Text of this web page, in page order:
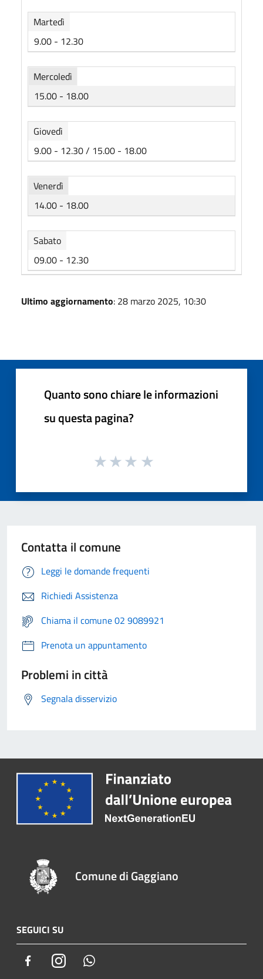
Martedì
9.00 - 12.30
Mercoledì
15.00 - 18.00
Giovedì
9.00 - 12.30 / 15.00 - 18.00
Venerdì
14.00 - 18.00
Sabato
09.00 - 12.30
Ultimo aggiornamento: 28 marzo 2025, 10:30
Quanto sono chiare le informazioni
su questa pagina?
Contatta il comune
Leggi le domande frequenti
Richiedi Assistenza
Chiama il comune 02 9089921
Prenota un appuntamento
Problemi in città
Segnala disservizio
Comune di Gaggiano
SEGUICI SU
FacebookInstagram